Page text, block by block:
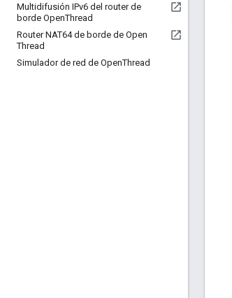
Multidifusión IPv6 del router de
borde OpenThread
Router NAT64 de borde de Open
Thread
Simulador de red de OpenThread